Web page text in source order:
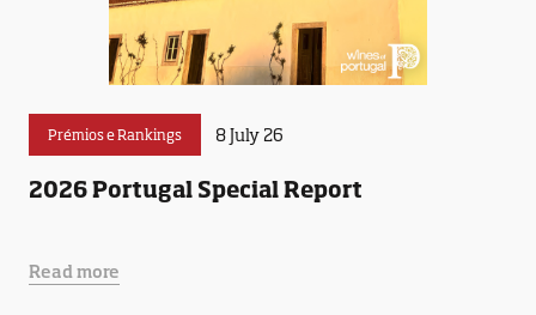
Prémios e Rankings 8 July 26
2026 Portugal Special Report
Read more